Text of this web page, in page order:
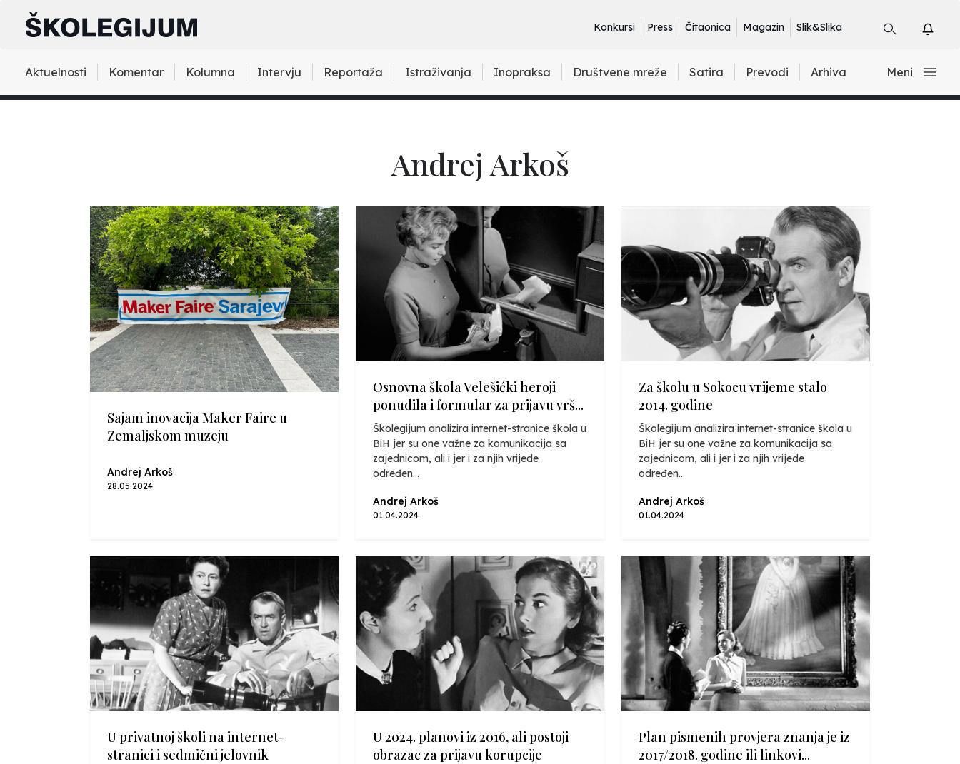
Konkursi Press Čitaonica Magazin Slik&Slika
Aktuelnosti Komentar Kolumna Intervju Reportaža Istraživanja Inopraksa Društvene mreže Satira Prevodi Arhiva Meni
Andrej Arkoš
Sajam inovacija Maker Faire u
Zemaljskom muzeju
Andrej Arkoš
28.05.2024
Osnovna škola Velešićki heroji
ponudila i formular za prijavu vrš...
Školegijum analizira internet-stranice škola u
BiH jer su one važne za komunikacija sa
zajednicom, ali i jer i za njih vrijede
određen...
Andrej Arkoš
01.04.2024
Za školu u Sokocu vrijeme stalo
2014. godine
Školegijum analizira internet-stranice škola u
BiH jer su one važne za komunikacija sa
zajednicom, ali i jer i za njih vrijede
određen...
Andrej Arkoš
01.04.2024
U privatnoj školi na internet-
stranici i sedmični jelovnik
U 2024. planovi iz 2016, ali postoji
obrazac za prijavu korupcije
Plan pismenih provjera znanja je iz
2017/2018. godine ili linkovi...